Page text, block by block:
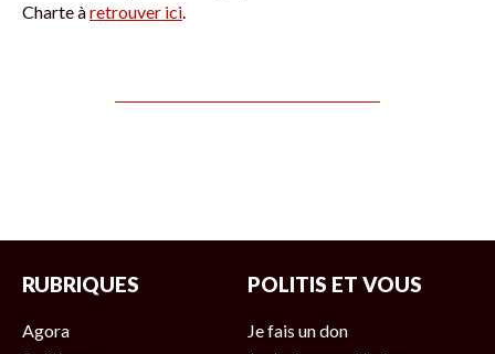
Charte àretrouver ici.
RUBRIQUES
Agora
POLITIS ET VOUS
Je fais un don